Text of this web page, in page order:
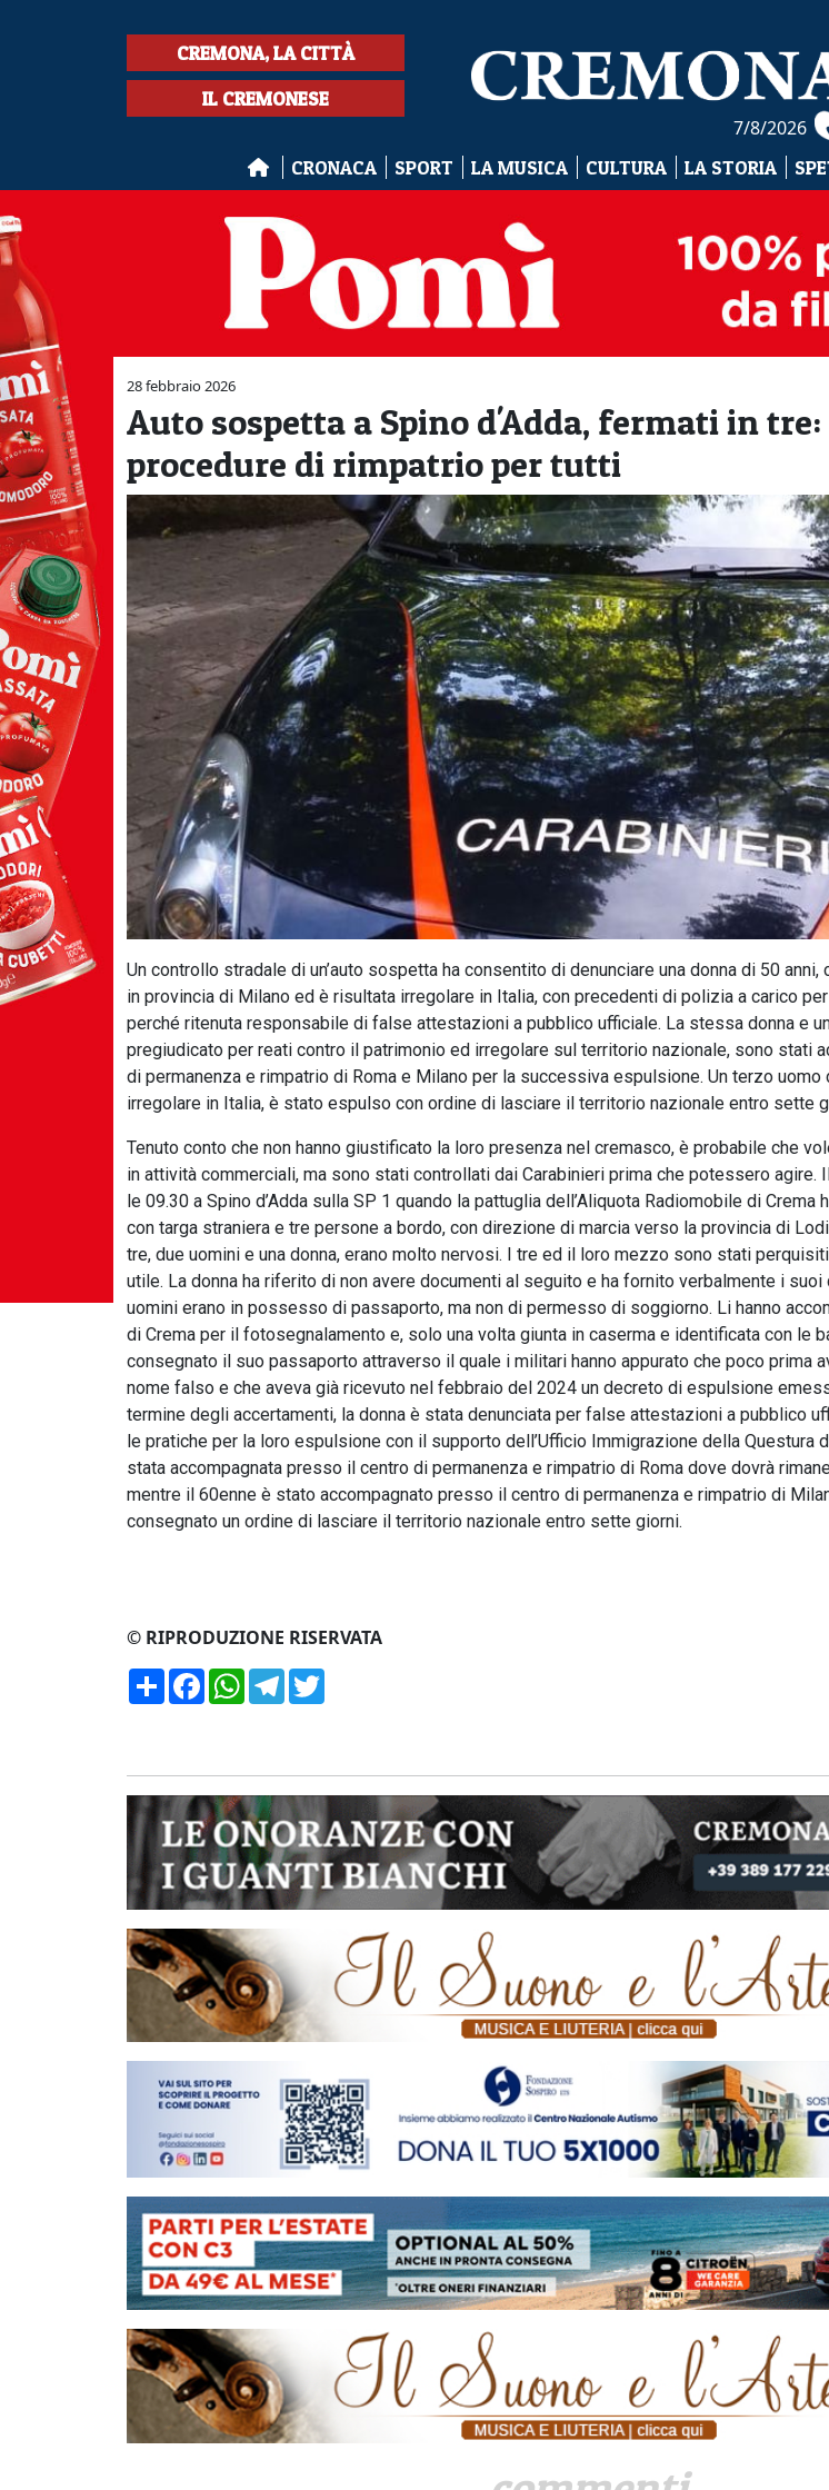
CREMONA, LA CITTÀ
IL CREMONESE
7/8/2026
CRONACA SPORT LA MUSICA CULTURA LA STORIA
28 febbraio 2026
Auto sospetta a Spino d'Adda, fermati in
procedure di rimpatrio per tutti
Un controllo stradale di un’auto sospetta ha consentito di denunciare una donna di 50
in provincia di Milano ed è risultata irregolare in Italia, con precedenti di polizia a carico
perché ritenuta responsabile di false attestazioni a pubblico ufficiale. La stessa donna e
pregiudicato per reati contro il patrimonio ed irregolare sul territorio nazionale, sono stati
di permanenza e rimpatrio di Roma e Milano per la successiva espulsione. Un terzo uomo
irregolare in Italia, è stato espulso con ordine di lasciare il territorio nazionale entro sette
Tenuto conto che non hanno giustificato la loro presenza nel cremasco, è probabile che
in attività commerciali, ma sono stati controllati dai Carabinieri prima che potessero agire.
le 09.30 a Spino d’Adda sulla SP 1 quando la pattuglia dell’Aliquota Radiomobile di Crema
con targa straniera e tre persone a bordo, con direzione di marcia verso la provincia di
tre, due uomini e una donna, erano molto nervosi. I tre ed il loro mezzo sono stati
utile. La donna ha riferito di non avere documenti al seguito e ha fornito verbalmente i suoi
uomini erano in possesso di passaporto, ma non di permesso di soggiorno. Li hanno
di Crema per il fotosegnalamento e, solo una volta giunta in caserma e identificata con le
consegnato il suo passaporto attraverso il quale i militari hanno appurato che poco prima
nome falso e che aveva già ricevuto nel febbraio del 2024 un decreto di espulsione
termine degli accertamenti, la donna è stata denunciata per false attestazioni a pubblico
le pratiche per la loro espulsione con il supporto dell’Ufficio Immigrazione della Questura
stata accompagnata presso il centro di permanenza e rimpatrio di Roma dove dovrà
mentre il 60enne è stato accompagnato presso il centro di permanenza e rimpatrio di
consegnato un ordine di lasciare il territorio nazionale entro sette giorni.
© RIPRODUZIONE RISERVATA
CondividiFacebookWhatsApp
Telegram